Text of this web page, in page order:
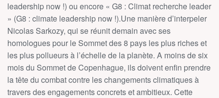
leadership now !) ou encore « G8 : Climat recherche leader
» (G8 : climate leadership now !).Une manière d’interpeler
Nicolas Sarkozy, qui se réunit demain avec ses
homologues pour le Sommet des 8 pays les plus riches et
les plus pollueurs à l’échelle de la planète. A moins de six
mois du Sommet de Copenhague, ils doivent enfin prendre
la tête du combat contre les changements climatiques à
travers des engagements concrets et ambitieux. Cette